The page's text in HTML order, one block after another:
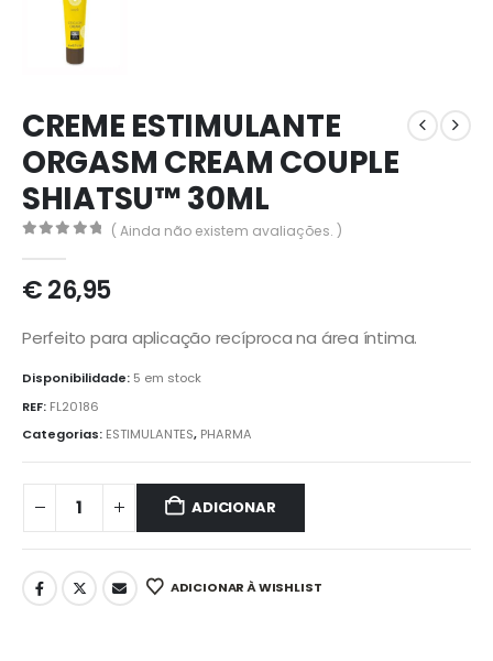
CREME ESTIMULANTE
ORGASM CREAM COUPLE
SHIATSU™ 30ML
( Ainda não existem avaliações. )
€26,95
Perfeito para aplicação recíproca na área íntima.
Disponibilidade: 5 em stock
REF: FL20186
Categorias: ESTIMULANTES, PHARMA
ADICIONAR
ADICIONAR À WISHLIST